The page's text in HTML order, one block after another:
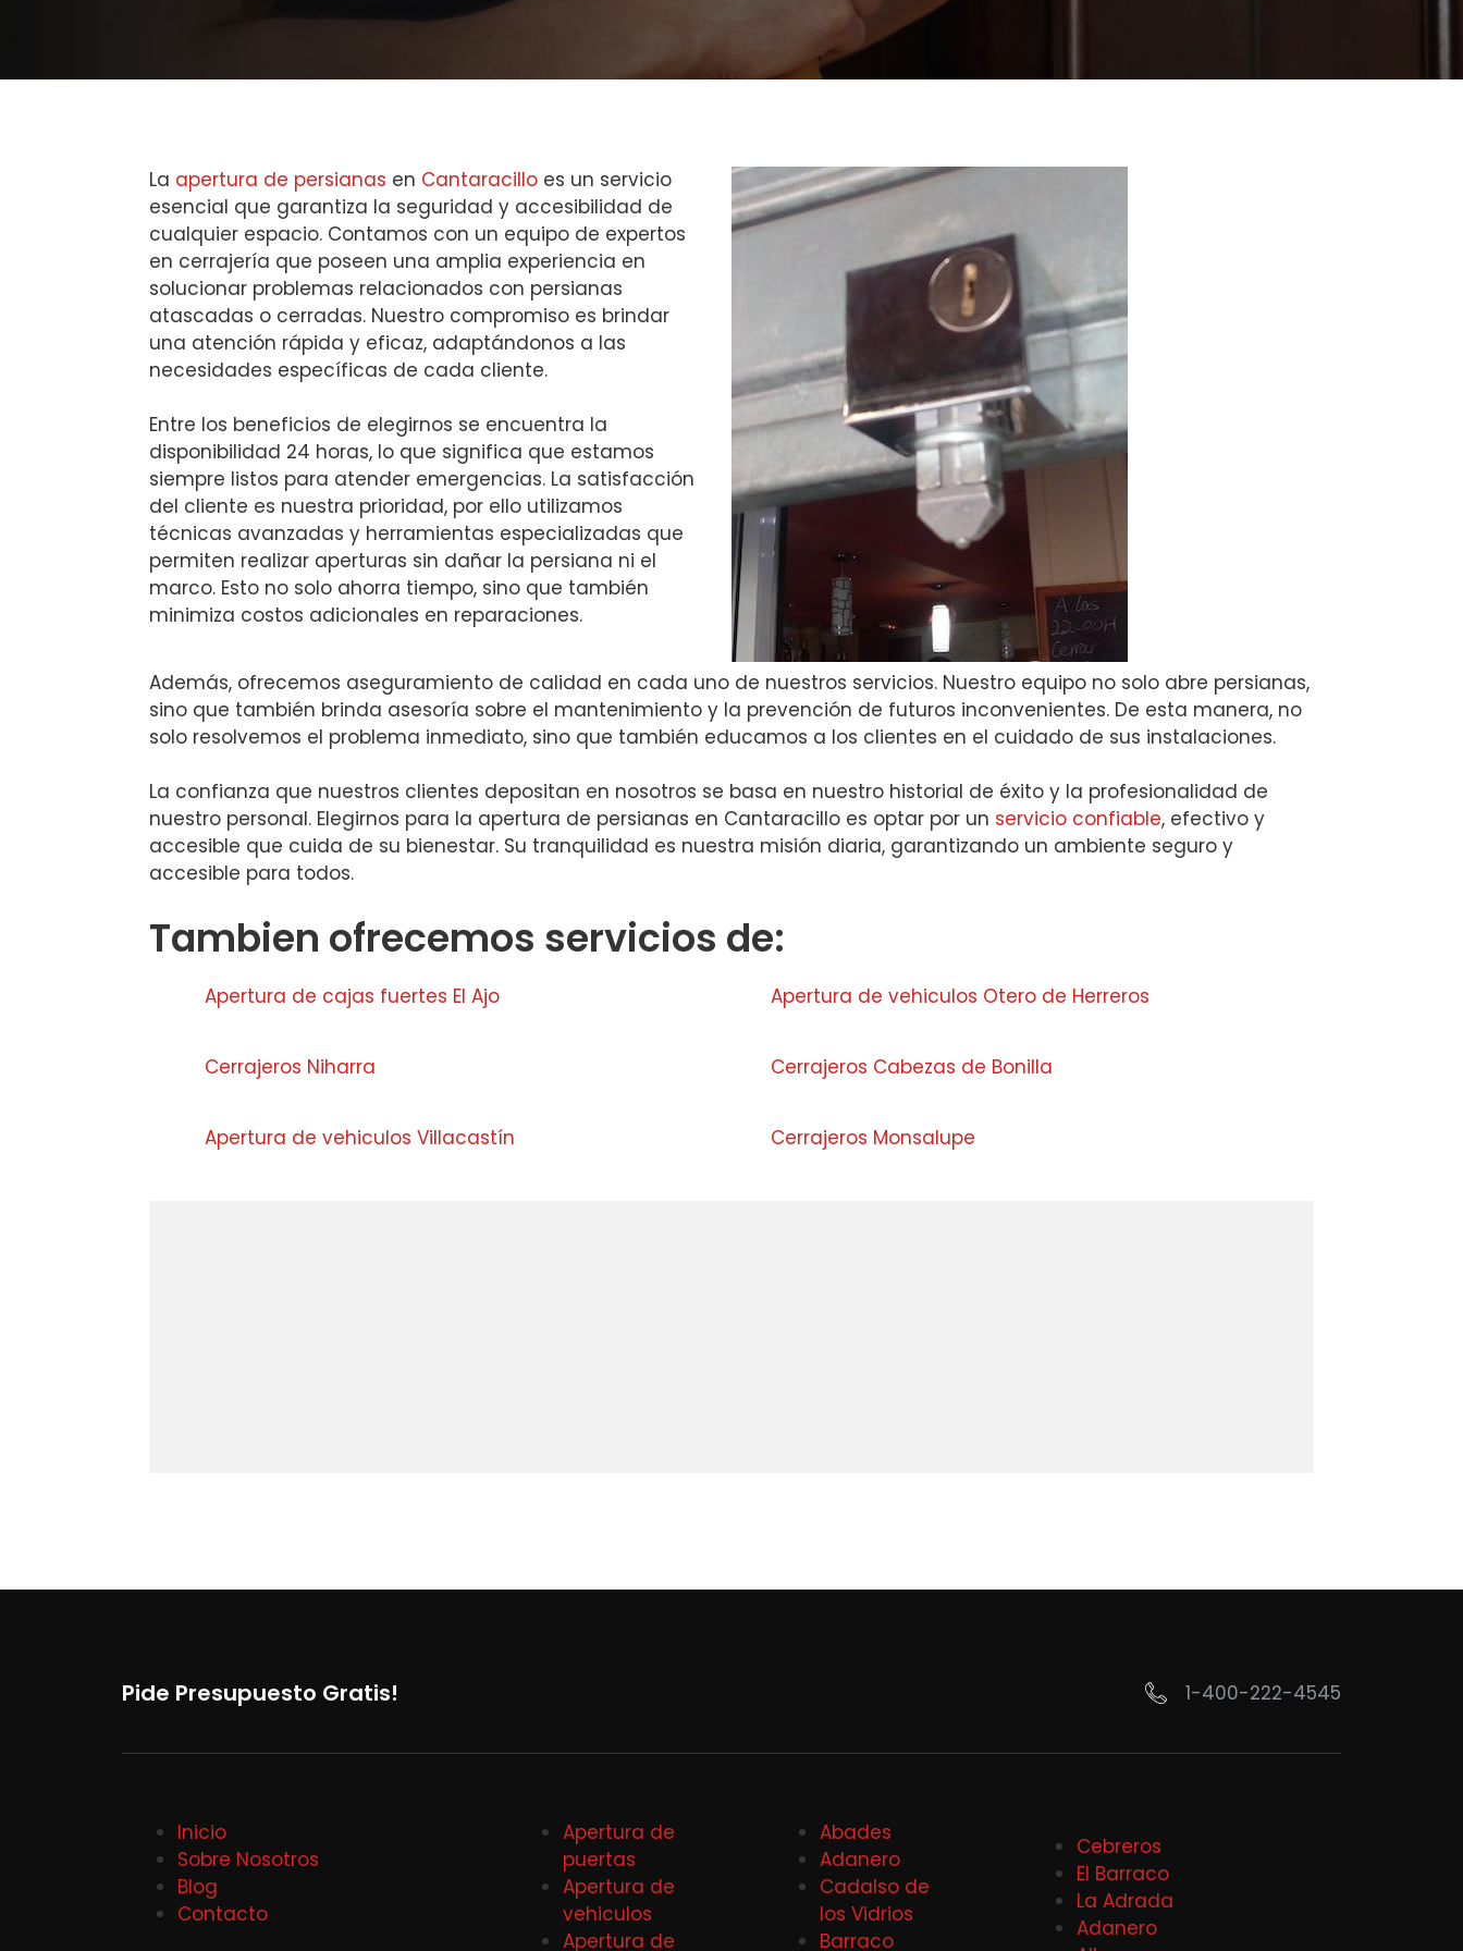
La apertura de persianas en Cantaracillo es un servicio
esencial que garantiza la seguridad y accesibilidad de
cualquier espacio. Contamos con un equipo de expertos
en cerrajería que poseen una amplia experiencia en
solucionar problemas relacionados con persianas
atascadas o cerradas. Nuestro compromiso es brindar
una atención rápida y eficaz, adaptándonos a las
necesidades específicas de cada cliente.
Entre los beneficios de elegirnos se encuentra la
disponibilidad 24 horas, lo que significa que estamos
siempre listos para atender emergencias. La satisfacción
del cliente es nuestra prioridad, por ello utilizamos
técnicas avanzadas y herramientas especializadas que
permiten realizar aperturas sin dañar la persiana ni el
marco. Esto no solo ahorra tiempo, sino que también
minimiza costos adicionales en reparaciones.
Además, ofrecemos aseguramiento de calidad en cada uno de nuestros servicios. Nuestro equipo no solo abre persianas,
sino que también brinda asesoría sobre el mantenimiento y la prevención de futuros inconvenientes. De esta manera, no
solo resolvemos el problema inmediato, sino que también educamos a los clientes en el cuidado de sus instalaciones.
La confianza que nuestros clientes depositan en nosotros se basa en nuestro historial de éxito y la profesionalidad de
nuestro personal. Elegirnos para la apertura de persianas en Cantaracillo es optar por un servicio confiable, efectivo y
accesible que cuida de su bienestar. Su tranquilidad es nuestra misión diaria, garantizando un ambiente seguro y
accesible para todos.
Tambien ofrecemos servicios de:
Apertura de cajas fuertes El Ajo Apertura de vehiculos Otero de Herreros
Cerrajeros Niharra Cerrajeros Cabezas de Bonilla
Apertura de vehiculos Villacastín Cerrajeros Monsalupe
Pide Presupuesto Gratis! 1-400-222-4545
Inicio
Sobre Nosotros
Blog
Contacto
Apertura de
puertas
Apertura de
vehiculos
Apertura de
Abades
Adanero
Cadalso de
los Vidrios
Barraco
Cebreros
El Barraco
La Adrada
Adanero